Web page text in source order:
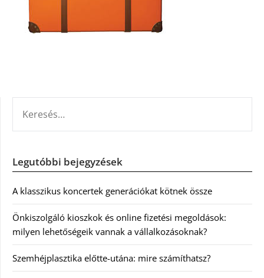
Legutóbbi bejegyzések
A klasszikus koncertek generációkat kötnek össze
Önkiszolgáló kioszkok és online fizetési megoldások:
milyen lehetőségeik vannak a vállalkozásoknak?
Szemhéjplasztika előtte-utána: mire számíthatsz?